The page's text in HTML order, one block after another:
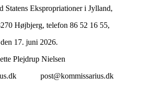
Statens Ekspropriationer i Jylland,
Højbjerg, telefon 86 52 16 55,
den 17. juni 2026.
Plejdrup Nielsen
post@kommissarius.dk